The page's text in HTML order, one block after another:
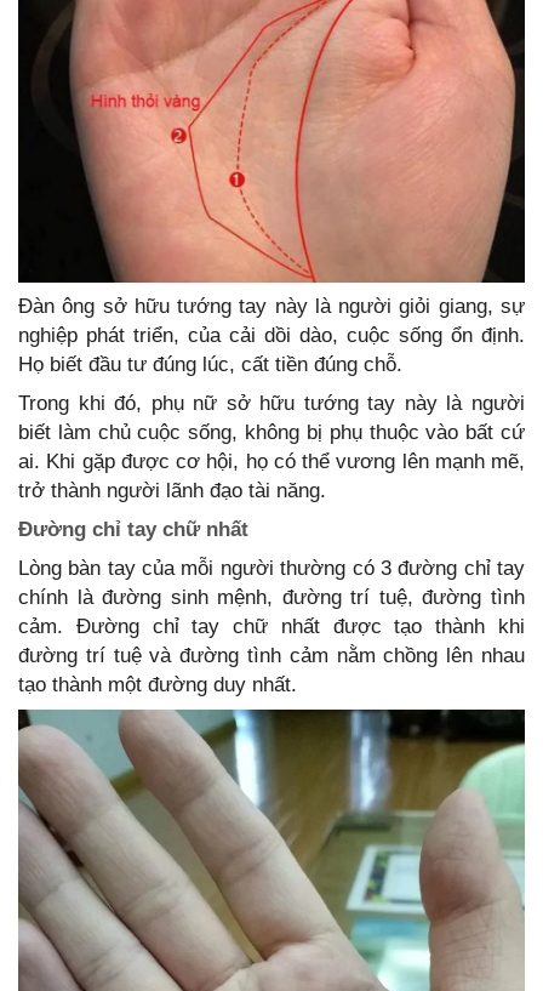
Đàn ông sở hữu tướng tay này là người giỏi giang, sự
nghiệp phát triển, của cải dồi dào, cuộc sống ổn định.
Họ biết đầu tư đúng lúc, cất tiền đúng chỗ.
Trong khi đó, phụ nữ sở hữu tướng tay này là người
biết làm chủ cuộc sống, không bị phụ thuộc vào bất cứ
ai. Khi gặp được cơ hội, họ có thể vương lên mạnh mẽ,
trở thành người lãnh đạo tài năng.
Đường chỉ tay chữ nhất
Lòng bàn tay của mỗi người thường có 3 đường chỉ tay
chính là đường sinh mệnh, đường trí tuệ, đường tình
cảm. Đường chỉ tay chữ nhất được tạo thành khi
đường trí tuệ và đường tình cảm nằm chồng lên nhau
tạo thành một đường duy nhất.